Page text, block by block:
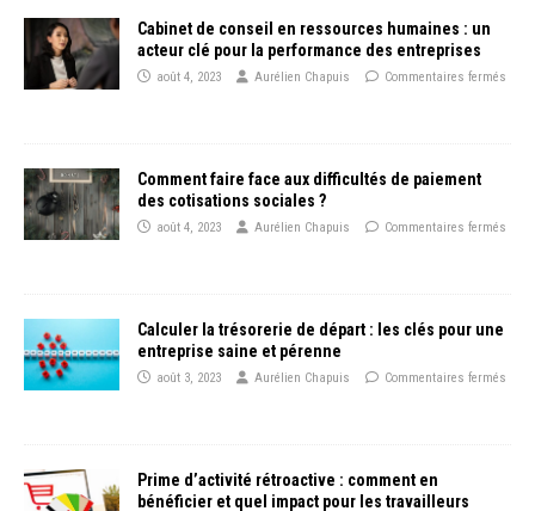
Cabinet de conseil en ressources humaines : un
acteur clé pour la performance des entreprises
août 4, 2023 Aurélien Chapuis Commentaires fermés
Comment faire face aux difficultés de paiement
des cotisations sociales ?
août 4, 2023 Aurélien Chapuis Commentaires fermés
Calculer la trésorerie de départ : les clés pour une
entreprise saine et pérenne
août 3, 2023 Aurélien Chapuis Commentaires fermés
Prime d’activité rétroactive : comment en
bénéficier et quel impact pour les travailleurs